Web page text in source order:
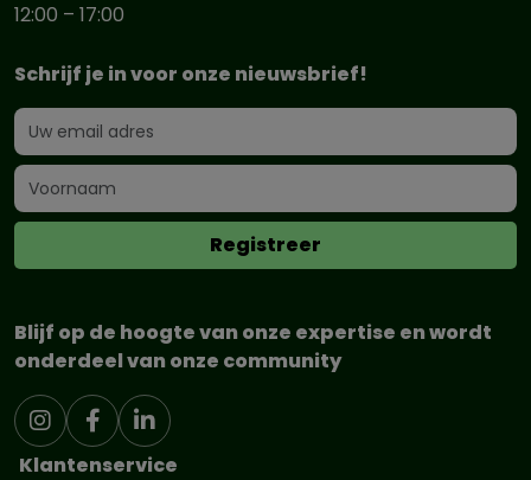
12:00 – 17:00
Schrijf je in voor onze nieuwsbrief!
Blijf op de hoogte van onze expertise en wordt
onderdeel van onze community
Klantenservice